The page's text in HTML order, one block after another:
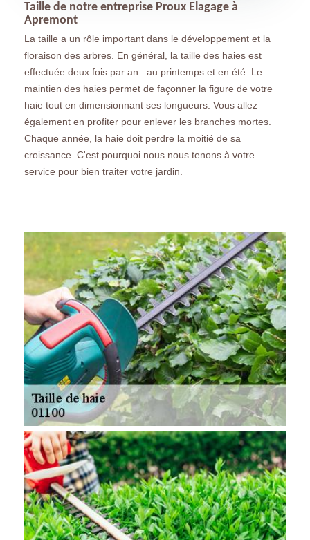
Taille de notre entreprise Proux Elagage à
Apremont
La taille a un rôle important dans le développement et la
floraison des arbres. En général, la taille des haies est
effectuée deux fois par an : au printemps et en été. Le
maintien des haies permet de façonner la figure de votre
haie tout en dimensionnant ses longueurs. Vous allez
également en profiter pour enlever les branches mortes.
Chaque année, la haie doit perdre la moitié de sa
croissance. C'est pourquoi nous nous tenons à votre
service pour bien traiter votre jardin.